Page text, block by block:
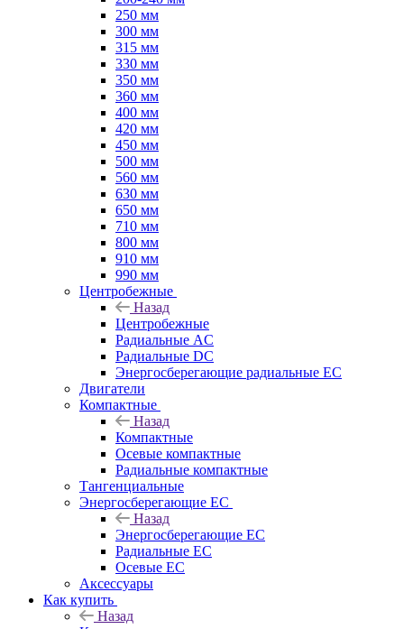
250 мм
300 мм
315 мм
330 мм
350 мм
360 мм
400 мм
420 мм
450 мм
500 мм
560 мм
630 мм
650 мм
710 мм
800 мм
910 мм
990 мм
Центробежные
Назад
Центробежные
Радиальные AC
Радиальные DC
Энергосберегающие радиальные EC
Двигатели
Компактные
Назад
Компактные
Осевые компактные
Радиальные компактные
Тангенциальные
Энергосберегающие EC
Назад
Энергосберегающие EC
Радиальные EC
Осевые EC
Аксессуары
Как купить
Назад